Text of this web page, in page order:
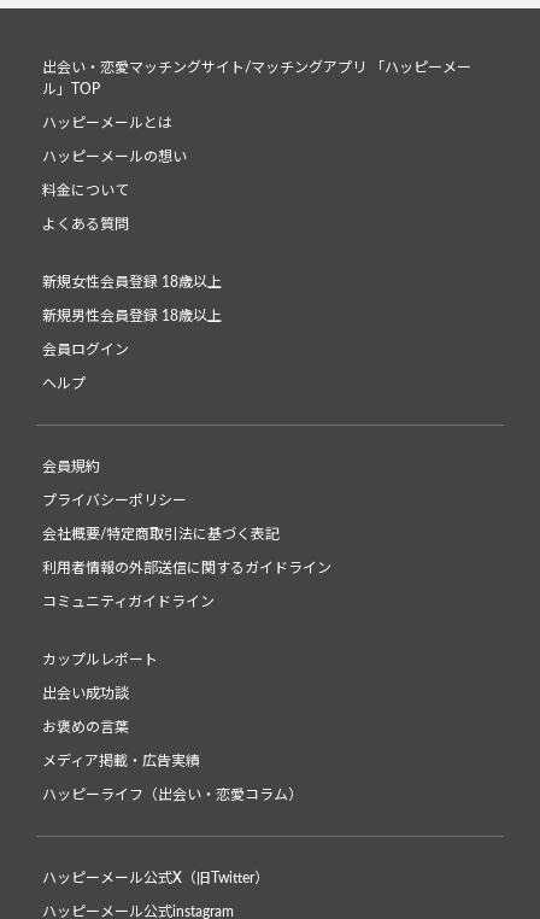
出会い・恋愛マッチングサイト/マッチングアプリ 「ハッピーメー
ル」TOP
ハッピーメールとは
ハッピーメールの想い
料金について
よくある質問
新規女性会員登録 18歳以上
新規男性会員登録 18歳以上
会員ログイン
ヘルプ
会員規約
プライバシーポリシー
会社概要/特定商取引法に基づく表記
利用者情報の外部送信に関するガイドライン
コミュニティガイドライン
カップルレポート
出会い成功談
お褒めの言葉
メディア掲載・広告実績
ハッピーライフ（出会い・恋愛コラム）
ハッピーメール公式X（旧Twitter）
ハッピーメール公式instagram